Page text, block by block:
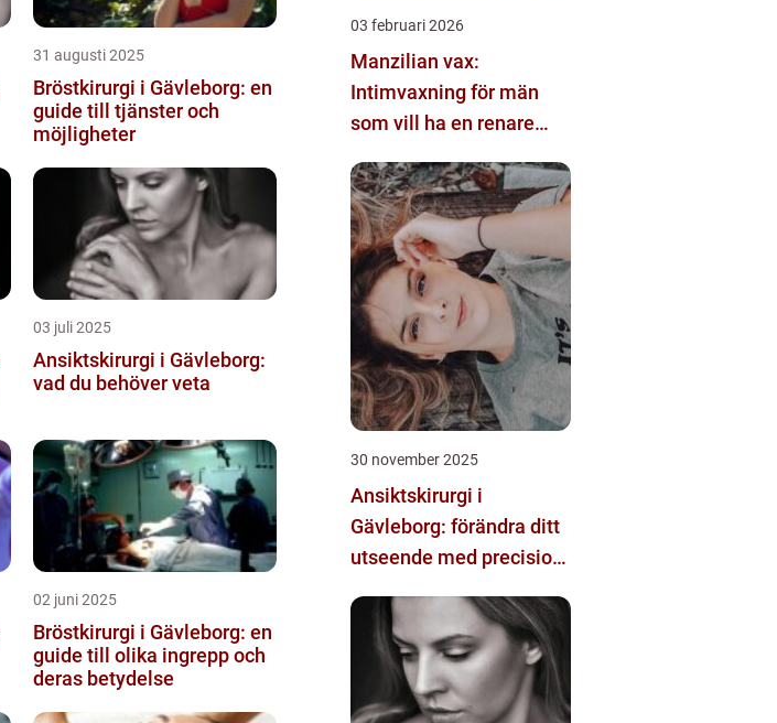
31 augusti 2025
Bröstkirurgi i Gävleborg: en
guide till tjänster och
möjligheter
03 juli 2025
Ansiktskirurgi i Gävleborg:
vad du behöver veta
02 juni 2025
Bröstkirurgi i Gävleborg: en
guide till olika ingrepp och
deras betydelse
03 februari 2026
Manzilian vax:
Intimvaxning för män
som vill ha en renare
30 november 2025
Ansiktskirurgi i
Gävleborg: förändra ditt
utseende med precision